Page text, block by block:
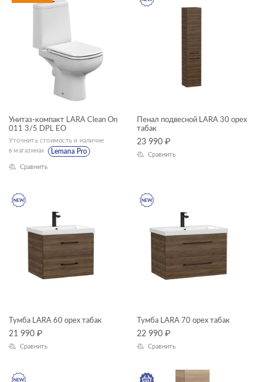
акриловые ванны
душевое оборудование
мебель для ванной
унитазы, биде, писсуары
ТИП ПРОДУКТА
душевой гарнитур
пеналы
прямоугольные ванны
унитазы-компакты
Унитаз-компакт LARA Clean On
011 3/5 DPL EO
Уточнить стоимость и наличие
в магазинах
Lemana Pro
Сравнить
Пенал подвесной LARA 30 орех
табак
23 990 ₽
Сравнить
Тумба LARA 60 орех табак
21 990 ₽
Сравнить
Тумба LARA 70 орех табак
22 990 ₽
Сравнить